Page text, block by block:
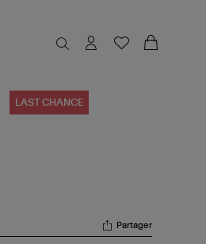
LAST CHANCE
Partager